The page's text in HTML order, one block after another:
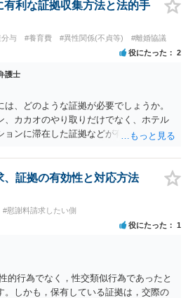
利な証拠収集方法と法的手
分与 #養育費 #異性関係(不貞等) #離婚協議
役にたった 2
護士
、どのような証拠が必要でしょうか。
、カカオのやり取りだけでなく、ホテル
ョンに滞在した証拠などが有効です。 不
ことができると思われます。 ただし、不
ると、不貞を許したとの評価につながる
ださい。 以上、ご参考まで。
証拠の有効性と対応方法
#慰謝料請求したい側
役にたった 1
行為でなく，性交類似行為であったと
。しかも，保有している証拠は，交際の